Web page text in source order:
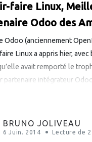
faire Linux,
Odoo des
Odoo (anciennement
Linux a appris hier, avec
avait remporté le
partenaire intégrateur
BRUNO JOLIVEAU
6 Juin. 2014 Lecture de 2